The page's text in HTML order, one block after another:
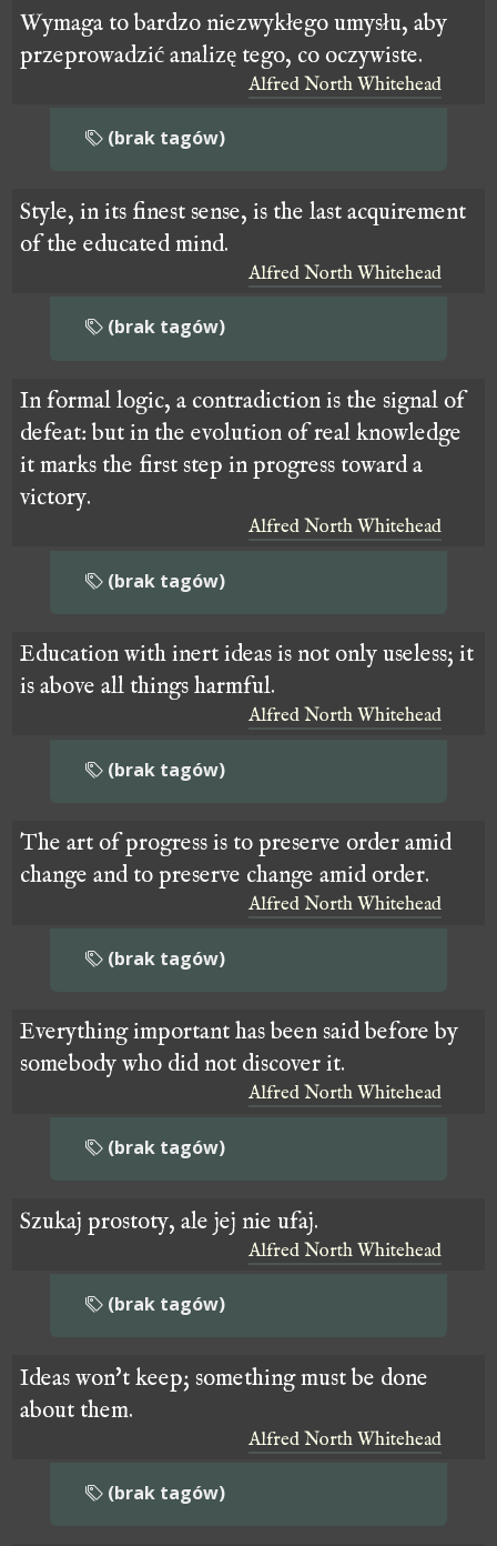
Wymaga to bardzo niezwykłego umysłu, aby
przeprowadzić analizę tego, co oczywiste.
Alfred North Whitehead
(brak tagów)
Style, in its finest sense, is the last acquirement
of the educated mind.
Alfred North Whitehead
(brak tagów)
In formal logic, a contradiction is the signal of
defeat: but in the evolution of real knowledge
it marks the first step in progress toward a
victory.
Alfred North Whitehead
(brak tagów)
Education with inert ideas is not only useless; it
is above all things harmful.
Alfred North Whitehead
(brak tagów)
The art of progress is to preserve order amid
change and to preserve change amid order.
Alfred North Whitehead
(brak tagów)
Everything important has been said before by
somebody who did not discover it.
Alfred North Whitehead
(brak tagów)
Szukaj prostoty, ale jej nie ufaj.
Alfred North Whitehead
(brak tagów)
Ideas won't keep; something must be done
about them.
Alfred North Whitehead
(brak tagów)